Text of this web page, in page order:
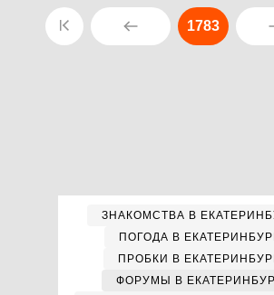
1783
ЗНАКОМСТВА В
ПОГОДА В
ПРОБКИ В
ФОРУМЫ В